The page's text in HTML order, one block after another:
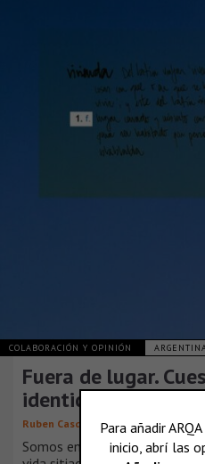
COLABORACIÓN Y OPINIÓN
Fuera de lugar.
identidad espacial
Ruben Casquero
Somos en un sitio. En al